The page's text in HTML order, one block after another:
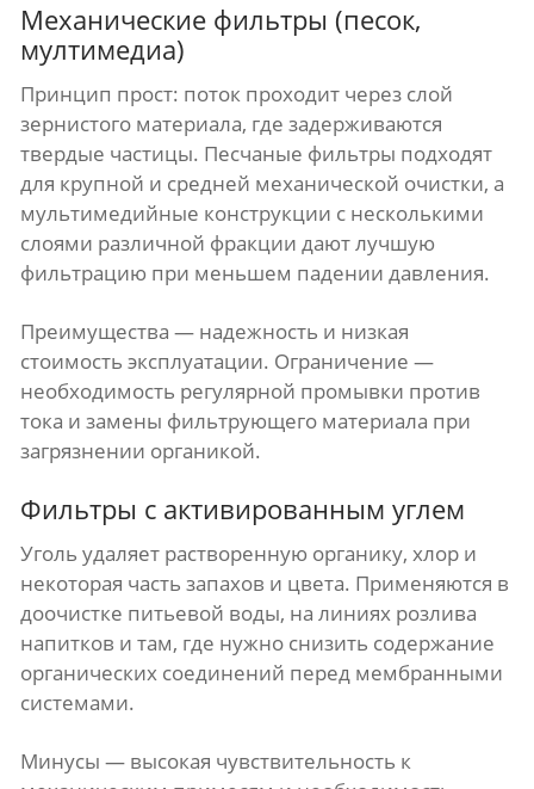
Механические фильтры (песок,
мултимедиа)
Принцип прост: поток проходит через слой
зернистого материала, где задерживаются
твердые частицы. Песчаные фильтры подходят
для крупной и средней механической очистки, а
мультимедийные конструкции с несколькими
слоями различной фракции дают лучшую
фильтрацию при меньшем падении давления.
Преимущества — надежность и низкая
стоимость эксплуатации. Ограничение —
необходимость регулярной промывки против
тока и замены фильтрующего материала при
загрязнении органикой.
Фильтры с активированным углем
Уголь удаляет растворенную органику, хлор и
некоторая часть запахов и цвета. Применяются в
доочистке питьевой воды, на линиях розлива
напитков и там, где нужно снизить содержание
органических соединений перед мембранными
системами.
Минусы — высокая чувствительность к